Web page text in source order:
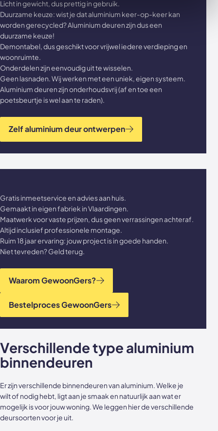
Licht in gewicht, dus prettig in gebruik.
Duurzame keuze: wist je dat aluminium keer-op-keer kan
worden gerecycled? Aluminium deuren zijn dus een
duurzame keuze!
Demontabel, dus geschikt voor vrijwel iedere verdieping en
woonruimte.
Onderdelen zijn eenvoudig uit te wisselen.
Geen lasnaden. Wij werken met een uniek, eigen systeem.
Aluminium deuren zijn onderhoudsvrij (af en toe een
poetsbeurtje is wel aan te raden).
Zelf aluminium deur ontwerpen
Gratis inmeetservice en advies aan huis.
Gemaakt in eigen fabriek in Vlaardingen.
Maatwerk voor vaste prijzen, dus geen verrassingen achteraf.
Altijd inclusief professionele montage.
Ruim 18 jaar ervaring: jouw project is in goede handen.
Niet tevreden? Geld terug.
Waarom GewoonGers?
Bestelproces GewoonGers
Verschillende type aluminium
binnendeuren
Er zijn verschillende binnendeuren van aluminium. Welke je
wilt of nodig hebt, ligt aan je smaak en natuurlijk aan wat er
mogelijk is voor jouw woning. We leggen hier de verschillende
deursoorten voor je uit.